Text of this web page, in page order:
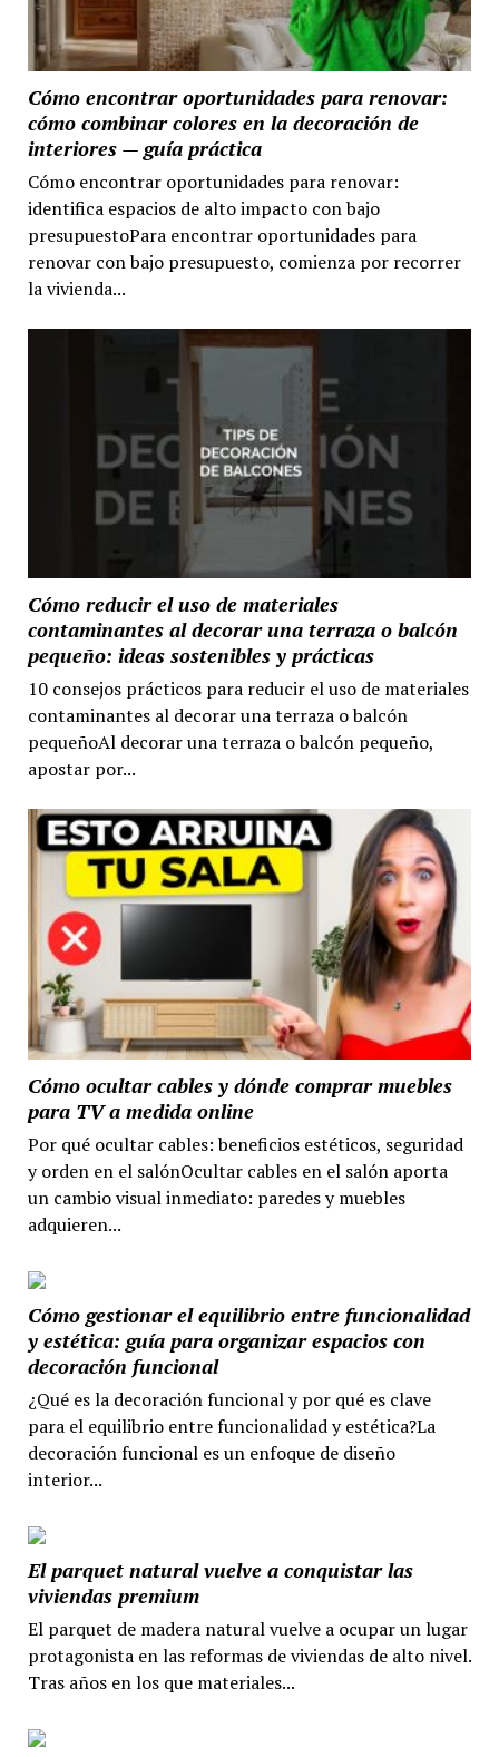
Cómo encontrar oportunidades para renovar:
cómo combinar colores en la decoración de
interiores — guía práctica
Cómo encontrar oportunidades para renovar:
identifica espacios de alto impacto con bajo
presupuestoPara encontrar oportunidades para
renovar con bajo presupuesto, comienza por recorrer
la vivienda...
Cómo reducir el uso de materiales
contaminantes al decorar una terraza o balcón
pequeño: ideas sostenibles y prácticas
10 consejos prácticos para reducir el uso de materiales
contaminantes al decorar una terraza o balcón
pequeñoAl decorar una terraza o balcón pequeño,
apostar por...
Cómo ocultar cables y dónde comprar muebles
para TV a medida online
Por qué ocultar cables: beneficios estéticos, seguridad
y orden en el salónOcultar cables en el salón aporta
un cambio visual inmediato: paredes y muebles
adquieren...
Cómo gestionar el equilibrio entre funcionalidad
y estética: guía para organizar espacios con
decoración funcional
¿Qué es la decoración funcional y por qué es clave
para el equilibrio entre funcionalidad y estética?La
decoración funcional es un enfoque de diseño
interior...
El parquet natural vuelve a conquistar las
viviendas premium
El parquet de madera natural vuelve a ocupar un lugar
protagonista en las reformas de viviendas de alto nivel.
Tras años en los que materiales...